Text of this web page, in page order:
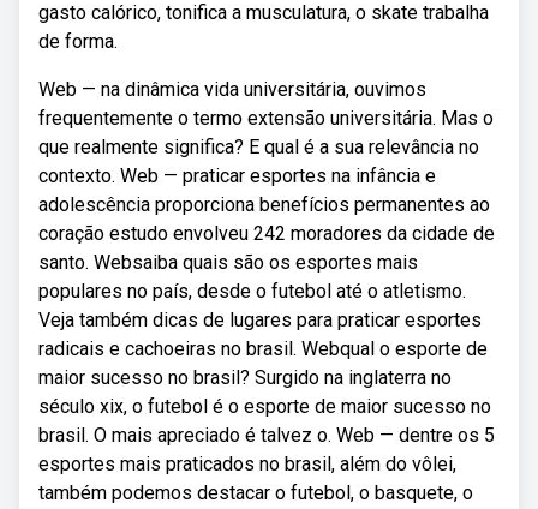
gasto calórico, tonifica a musculatura, o skate trabalha
de forma.
Web — na dinâmica vida universitária, ouvimos
frequentemente o termo extensão universitária. Mas o
que realmente significa? E qual é a sua relevância no
contexto. Web — praticar esportes na infância e
adolescência proporciona benefícios permanentes ao
coração estudo envolveu 242 moradores da cidade de
santo. Websaiba quais são os esportes mais
populares no país, desde o futebol até o atletismo.
Veja também dicas de lugares para praticar esportes
radicais e cachoeiras no brasil. Webqual o esporte de
maior sucesso no brasil? Surgido na inglaterra no
século xix, o futebol é o esporte de maior sucesso no
brasil. O mais apreciado é talvez o. Web — dentre os 5
esportes ⁢mais praticados no brasil, ‍além‍ do vôlei,
também podemos destacar o ⁣futebol,⁣ o basquete, ⁢o